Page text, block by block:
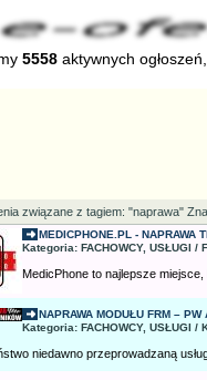
5558aktywnych
związane z tagiem: "naprawa"
MEDICPHONE.PL - NAPRAWA
Kategoria: FACHOWCY, USŁUGI /
MedicPhone to najlepsze
NAPRAWA MODUŁU FRM –
Kategoria: FACHOWCY, USŁUGI /
niedawno przeprowadzaną